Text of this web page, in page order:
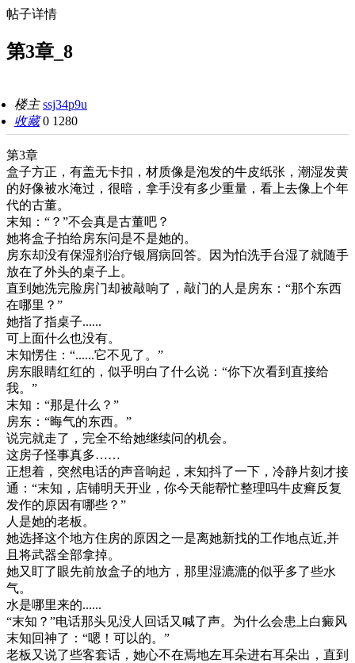
帖子详情
第3章_8
楼主ssj34p9u
收藏 0 1280
第3章
盒子方正，有盖无卡扣，材质像是泡发的牛皮纸张，潮湿发黄
的好像被水淹过，很暗，拿手没有多少重量，看上去像上个年
代的古董。
末知：“？”不会真是古董吧？
她将盒子拍给房东问是不是她的。
房东却没有保湿剂治疗银屑病回答。因为怕洗手台湿了就随手
放在了外头的桌子上。
直到她洗完脸房门却被敲响了，敲门的人是房东：“那个东西
在哪里？”
她指了指桌子......
可上面什么也没有。
末知愣住：“......它不见了。”
房东眼睛红红的，似乎明白了什么说：“你下次看到直接给
我。”
末知：“那是什么？”
房东：“晦气的东西。”
说完就走了，完全不给她继续问的机会。
这房子怪事真多……
正想着，突然电话的声音响起，末知抖了一下，冷静片刻才接
通：“末知，店铺明天开业，你今天能帮忙整理吗牛皮癣反复
发作的原因有哪些？”
人是她的老板。
她选择这个地方住房的原因之一是离她新找的工作地点近,并
且将武器全部拿掉。
她又盯了眼先前放盒子的地方，那里湿漉漉的似乎多了些水
气。
水是哪里来的......
“末知？”电话那头见没人回话又喊了声。为什么会患上白癜风
末知回神了：“嗯！可以的。”
老板又说了些客套话，她心不在焉地左耳朵进右耳朵出，直到